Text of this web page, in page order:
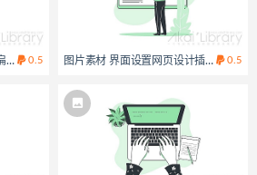
平场景
0.5 图片素材 界面设置网页设计插画扁平场
0.5